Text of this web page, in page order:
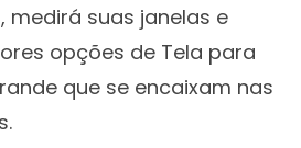
medirá suas janelas e
opções de Tela para
que se encaixam nas